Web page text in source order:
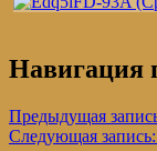
Навигация
Предыдущая
Следующая запись: